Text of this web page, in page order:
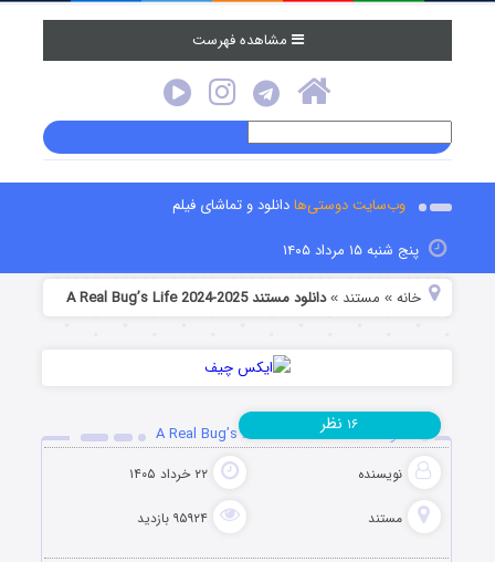
مشاهده فهرست
وب‌سایت دوستی‌هادانلود و تماشای فیلم
پنج شنبه ۱۵ مرداد ۱۴۰۵
خانه » مستند »دانلود مستند A Real Bug’s Life 2024-2025
دانلود مستند A Real Bug’s Life 2024-2025
نویسنده ۲۲ خرداد ۱۴۰۵
مستند ۹۵۹۲۴ بازدید
۱۶ نظر